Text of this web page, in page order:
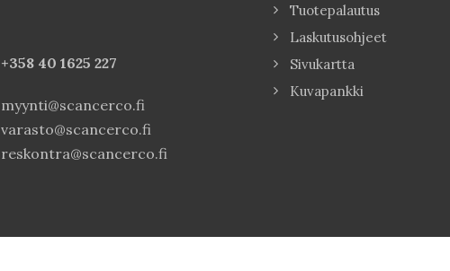
+358 40 1625 227
myynti@scancerco.fi
varasto@scancerco.fi
reskontra@scancerco.fi
Tuotepalautus
Laskutusohjeet
Sivukartta
Kuvapankki